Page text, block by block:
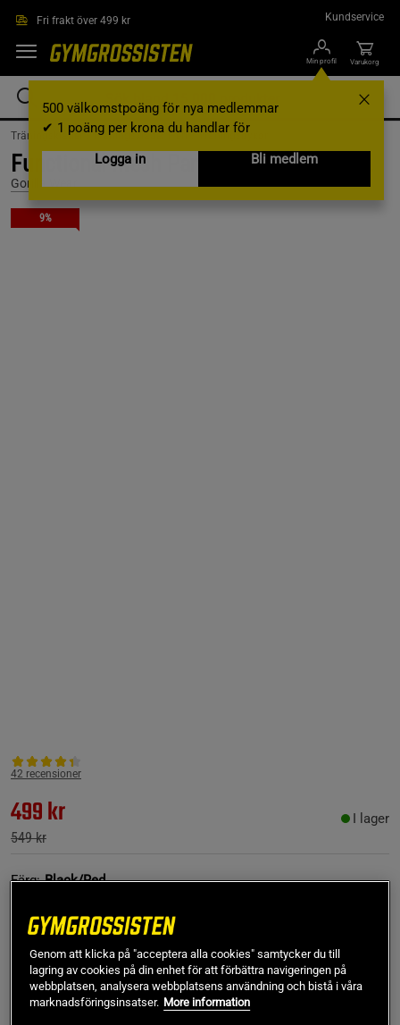
Fri frakt över 499 kr Kundservice
Min profil
500 välkomstpoäng för nya medlemmar
✔ 1 poäng per krona du handlar för
Logga in
Bli medlem
Varukorg
Träningskläder / Träningskläder Herr /Träningsbyxor
Functional Mesh Pants, Black/Red, L/XL
Gorilla Wear
9%
42 recensioner
499 kr
549 kr
I lager
Färg: Black/Red
Genom att klicka på "acceptera alla cookies" samtycker du till
lagring av cookies på din enhet för att förbättra navigeringen på
webbplatsen, analysera webbplatsens användning och bistå i våra
marknadsföringsinsatser. More information